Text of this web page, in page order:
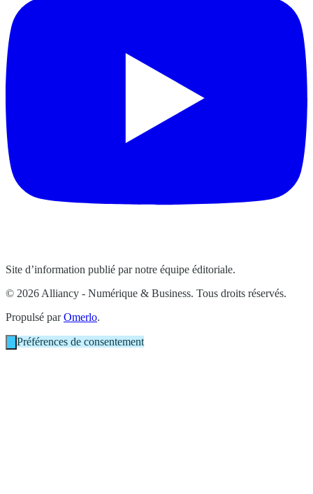
Site d’information publié par notre équipe éditoriale.
© 2026 Alliancy - Numérique & Business. Tous droits réservés.
Propulsé parOmerlo.
Préférences de consentement